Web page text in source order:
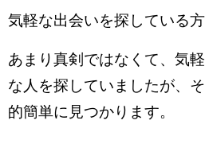
気軽な出会いを探している
あまり真剣ではなくて、気
な人を探していましたが、
的簡単に見つかります。